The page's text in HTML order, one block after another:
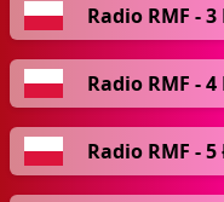
Radio RMF -
Radio RMF -
Radio RMF -